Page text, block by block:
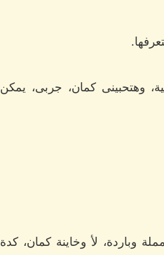
وهتحبينى كمان، جربى، يمكن
وباردة، لأ وخاينة كمان، كدة